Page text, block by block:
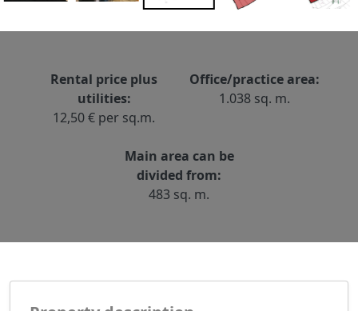
Rental price plus
utilities:
12,50 € per sq.m.
Office/practice area:
1.038 sq. m.
Main area can be
divided from:
483 sq. m.